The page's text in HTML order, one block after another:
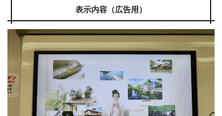
表示内容（広告用）